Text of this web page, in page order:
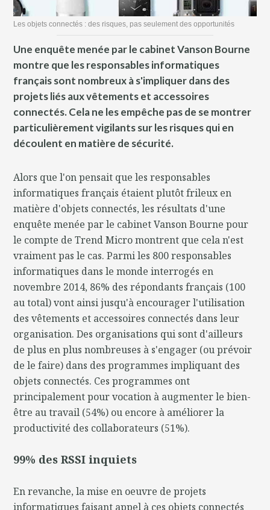
Les objets connectés : des risques, pas seulement des opportunités
Une enquête menée par le cabinet Vanson Bourne
montre que les responsables informatiques
français sont nombreux à s'impliquer dans des
projets liés aux vêtements et accessoires
connectés. Cela ne les empêche pas de se montrer
particulièrement vigilants sur les risques qui en
découlent en matière de sécurité.
Alors que l'on pensait que les responsables
informatiques français étaient plutôt frileux en
matière d'objets connectés, les résultats d'une
enquête menée par le cabinet Vanson Bourne pour
le compte de Trend Micro montrent que cela n'est
vraiment pas le cas. Parmi les 800 responsables
informatiques dans le monde interrogés en
novembre 2014, 86% des répondants français (100
au total) vont ainsi jusqu'à encourager l'utilisation
des vêtements et accessoires connectés dans leur
organisation. Des organisations qui sont d'ailleurs
de plus en plus nombreuses à s'engager (ou prévoir
de le faire) dans des programmes impliquant des
objets connectés. Ces programmes ont
principalement pour vocation à augmenter le bien-
être au travail (54%) ou encore à améliorer la
productivité des collaborateurs (51%).
99% des RSSI inquiets
En revanche, la mise en oeuvre de projets
informatiques faisant appel à ces objets connectés